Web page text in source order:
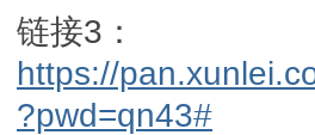
链接3：
https://
?pwd=qn43#